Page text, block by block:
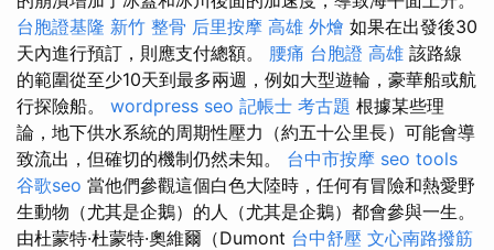
台胞證基隆 新竹 整骨 后里按摩 高雄 外燴 如果在出發後30
天內進行預訂，則應支付總額。 腰痛 台胞證 高雄 該路線
的範圍從至少10天到最多兩週，例如大型遊輪，豪華船或航
行探險船。 wordpress seo 記帳士 考古題 根據某些理
論，地下供水系統的周期性壓力（約五十公里長）可能會導
致流出，但確切的機制仍然未知。 台中市按摩 seo tools
谷歌seo 當他們參觀這個白色大陸時，任何有冒險和熱愛野
生動物（尤其是企鵝）的人（尤其是企鵝）都會參與一生。
由杜蒙特·杜蒙特·奧維爾（Dumont 台中舒壓 文心南路撥筋